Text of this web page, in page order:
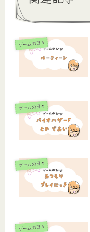
ゲームの日々
ゲームの日々
ゲームの日々
ゲームの日々